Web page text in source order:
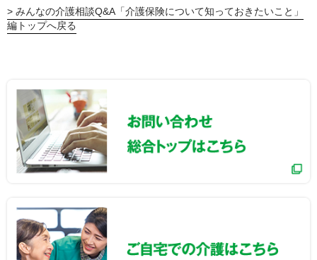
みんなの介護相談Q&A「介護保険について知っておきたいこと」
編トップへ戻る